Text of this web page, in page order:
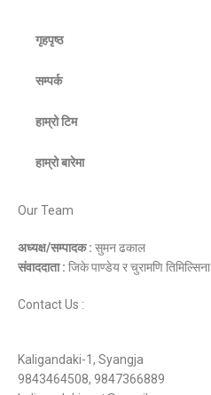
गृहपृष्ठ
सम्पर्क
हाम्रो टिम
हाम्रो बारेमा
Our Team
अध्यक्ष/सम्पादक : सुमन ढकाल
संवाददाता : जिके पाण्डेय र चुरामणि तिमिल्सिना
Contact Us :
Kaligandaki-1, Syangja
9843464508, 9847366889